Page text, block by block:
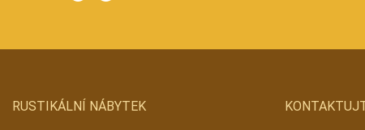
RUSTIKÁLNÍ NÁBYTEK